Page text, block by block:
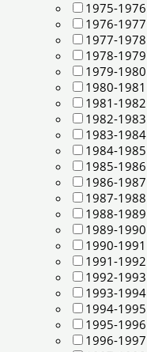
1975-1976
1976-1977
1977-1978
1978-1979
1979-1980
1980-1981
1981-1982
1982-1983
1983-1984
1984-1985
1985-1986
1986-1987
1987-1988
1988-1989
1989-1990
1990-1991
1991-1992
1992-1993
1993-1994
1994-1995
1995-1996
1996-1997